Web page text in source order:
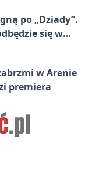
po „Dziady”.
się w
w Arenie
premiera